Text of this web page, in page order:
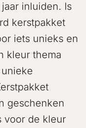
inluiden. Is
kerstpakket
iets unieks en
kleur thema
geschenken
voor de kleur